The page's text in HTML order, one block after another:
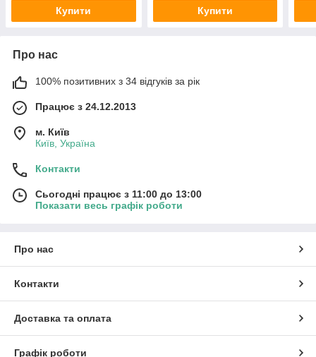
Купити Купити
Про нас
100% позитивних з 34 відгуків за рік
Працює з 24.12.2013
м. Київ
Київ, Україна
Контакти
Сьогодні працює з 11:00 до 13:00
Показати весь графік роботи
Про нас
Контакти
Доставка та оплата
Графік роботи